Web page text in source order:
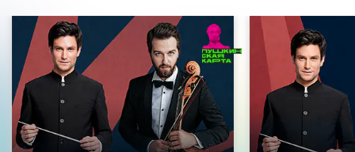
эмоции и погружая зрителя в волшебный мир поэзии
великого русского поэта.
В программе «Пушкин и…Михайловское» демонстрацию
мультфильма будут сопровождать музыка В. Круглика в
исполнении Академического симфонического оркестра
им. В.И.Сафонова